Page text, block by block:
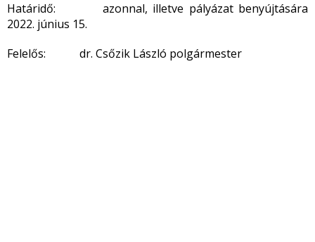
Határidő: azonnal, illetve pályázat benyújtására
2022. június 15.
Felelős: dr. Csőzik László polgármester